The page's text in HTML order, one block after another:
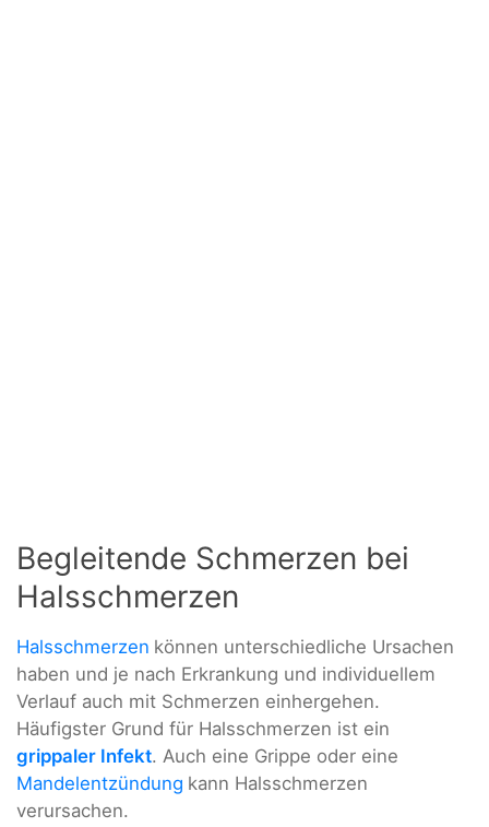
Begleitende Schmerzen bei
Halsschmerzen
Halsschmerzen können unterschiedliche Ursachen
haben und je nach Erkrankung und individuellem
Verlauf auch mit Schmerzen einhergehen.
Häufigster Grund für Halsschmerzen ist ein
grippaler Infekt. Auch eine Grippe oder eine
Mandelentzündung kann Halsschmerzen
verursachen.